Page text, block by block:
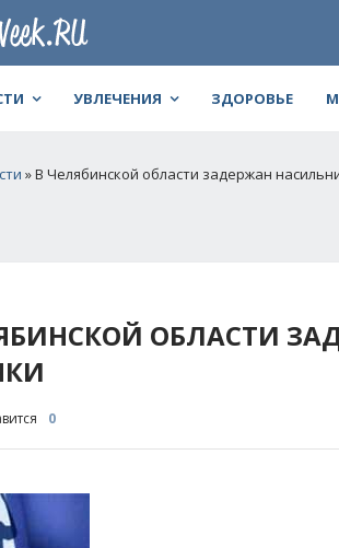
УВЛЕЧЕНИЯ ЗДОРОВЬЕ
» В Челябинской области задержан
ОБЛАСТИ
0